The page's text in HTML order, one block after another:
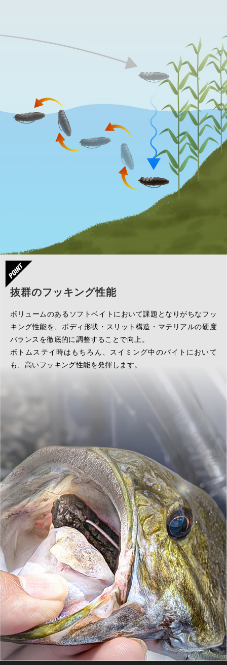
抜群のフッキング性能
ボリュームのあるソフトベイトにおいて課題となりがちなフッ
キング性能を、ボディ形状・スリット構造・マテリアルの硬度
バランスを徹底的に調整することで向上。
ボトムステイ時はもちろん、スイミング中のバイトにおいて
も、高いフッキング性能を発揮します。